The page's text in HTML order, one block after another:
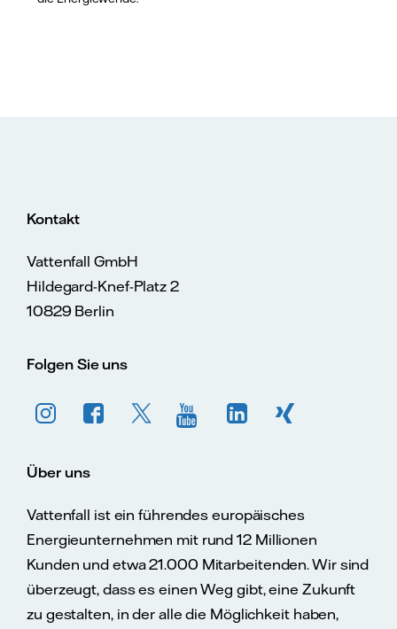
Kontakt
Vattenfall GmbH
Hildegard-Knef-Platz 2
10829 Berlin
Folgen Sie uns
Über uns
Vattenfall ist ein führendes europäisches
Energieunternehmen mit rund 12 Millionen
Kunden und etwa 21.000 Mitarbeitenden. Wir sind
überzeugt, dass es einen Weg gibt, eine Zukunft
zu gestalten, in der alle die Möglichkeit haben,